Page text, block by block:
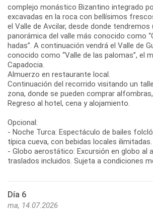
complejo monástico Bizantino integrado
excavadas en la roca con bellísimos
el Valle de Avcilar, desde donde
panorámica del valle más conocido como
hadas”. A continuación vendrá el Valle de
conocido como “Valle de las palomas”, el
Capadocia.
Almuerzo en restaurante local.
Continuación del recorrido visitando un
zona, donde se pueden comprar
Regreso al hotel, cena y alojamiento.
Opcional:
- Noche Turca: Espectáculo de bailes
típica cueva, con bebidas locales ilimitadas.
- Globo aerostático: Excursión en globo al
traslados incluidos. Sujeta a condiciones
Día 6
ma, 14.07.2026